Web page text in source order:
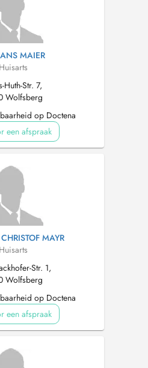
MAIER
Huisarts
Huth-Str. 7,
Wolfsberg
op Doctena
een afspraak
MAYR
Huisarts
Str. 1,
Wolfsberg
op Doctena
een afspraak